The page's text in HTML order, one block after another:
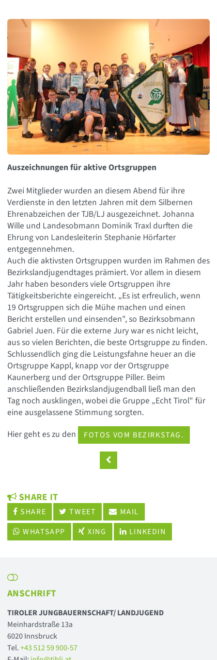
Auszeichnungen für aktive Ortsgruppen
Zwei Mitglieder wurden an diesem Abend für ihre
Verdienste in den letzten Jahren mit dem Silbernen
Ehrenabzeichen der TJB/LJ ausgezeichnet. Johanna
Wille und Landesobmann Dominik Traxl durften die
Ehrung von Landesleiterin Stephanie Hörfarter
entgegennehmen.
Auch die aktivsten Ortsgruppen wurden im Rahmen des
Bezirkslandjugendtages prämiert. Vor allem in diesem
Jahr haben besonders viele Ortsgruppen ihre
Tätigkeitsberichte eingereicht. „Es ist erfreulich, wenn
19 Ortsgruppen sich die Mühe machen und einen
Bericht erstellen und einsenden", so Bezirksobmann
Gabriel Juen. Für die externe Jury war es nicht leicht,
aus so vielen Berichten, die beste Ortsgruppe zu finden.
Schlussendlich ging die Leistungsfahne heuer an die
Ortsgruppe Kappl, knapp vor der Ortsgruppe
Kaunerberg und der Ortsgruppe Piller. Beim
anschließenden Bezirkslandjugendball ließ man den
Tag noch ausklingen, wobei die Gruppe „Echt Tirol" für
eine ausgelassene Stimmung sorgten.
Hier geht es zu den
FOTOS VOM BEZIRKSTAG.
SHARE IT
SHARE TWEET
MAIL
WHATSAPP
XING LINKEDIN
ANSCHRIFT
TIROLER JUNGBAUERNSCHAFT/ LANDJUGEND
Meinhardstraße 13a
6020 Innsbruck
Tel.+43 512 59 900-57